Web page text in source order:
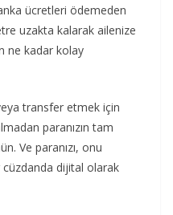
ücretleri ödemeden
uzakta kalarak ailenize
ne kadar kolay
transfer etmek için
paranızın tam
Ve paranızı, onu
dijital olarak